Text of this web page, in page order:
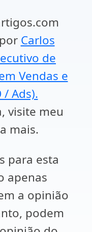
Carlos
de
Vendas e
/ Ads).
visite meu
mais.
para esta
apenas
a opinião
podem